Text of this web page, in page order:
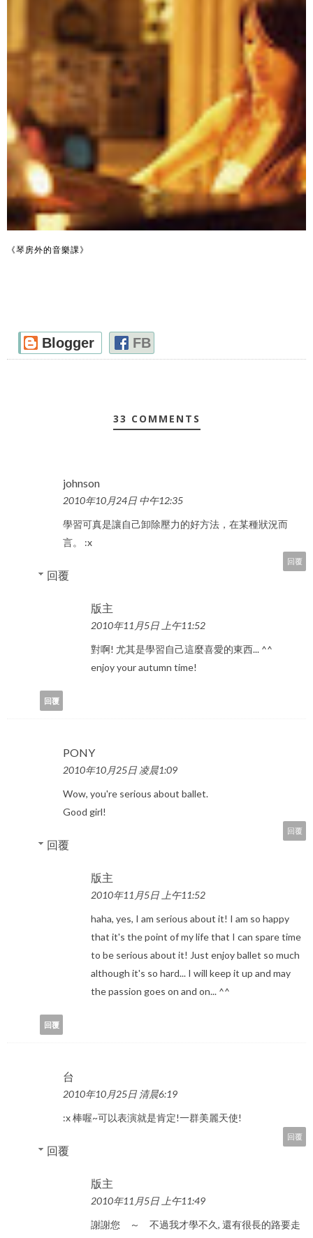
《琴房外的音樂課》
Blogger FB
33 COMMENTS
johnson
2010年10月24日 中午12:35
學習可真是讓自己卸除壓力的好方法，在某種狀況而
言。 :x
回覆
回覆
版主
2010年11月5日 上午11:52
對啊! 尤其是學習自己這麼喜愛的東西... ^^
enjoy your autumn time!
回覆
PONY
2010年10月25日 凌晨1:09
Wow, you're serious about ballet.
Good girl!
回覆
回覆
版主
2010年11月5日 上午11:52
haha, yes, I am serious about it! I am so happy
that it's the point of my life that I can spare time
to be serious about it! Just enjoy ballet so much
although it's so hard... I will keep it up and may
the passion goes on and on... ^^
回覆
台
2010年10月25日 清晨6:19
:x 棒喔~可以表演就是肯定!一群美麗天使!
回覆
回覆
版主
2010年11月5日 上午11:49
謝謝您 ～ 不過我才學不久, 還有很長的路要走